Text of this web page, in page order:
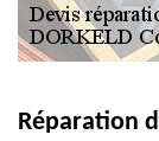
Réparation